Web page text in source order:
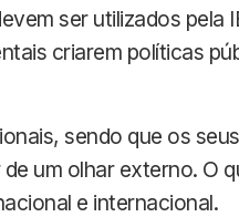
ser utilizados pela
criarem políticas
sendo que os
um olhar externo. O
e internacional.